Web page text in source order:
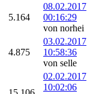
5.164
08.02.2017
00:16:29
von norhei
4.875
03.02.2017
10:58:36
von selle
02.02.2017
10:02:06